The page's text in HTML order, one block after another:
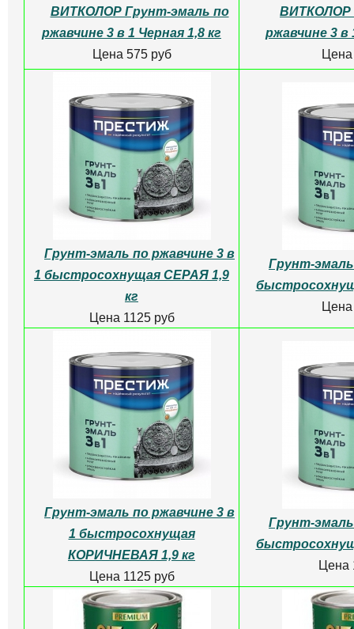
ВИТКОЛОР Грунт-эмаль по
ржавчине 3 в 1 Черная 1,8 кг
Цена 575 руб
ВИТКОЛОР
ржавчине 3 в
Грунт-эмаль по ржавчине 3 в
1 быстросохнущая СЕРАЯ 1,9
кг
Цена 1125 руб
Грунт-
Грунт-эмаль по ржавчине 3 в
1 быстросохнущая
КОРИЧНЕВАЯ 1,9 кг
Цена 1125 руб
Грунт-
Цена